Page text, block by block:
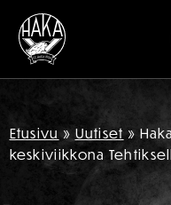
Siirry sisältöön
Etusivu » Uutiset »
keskiviikkona